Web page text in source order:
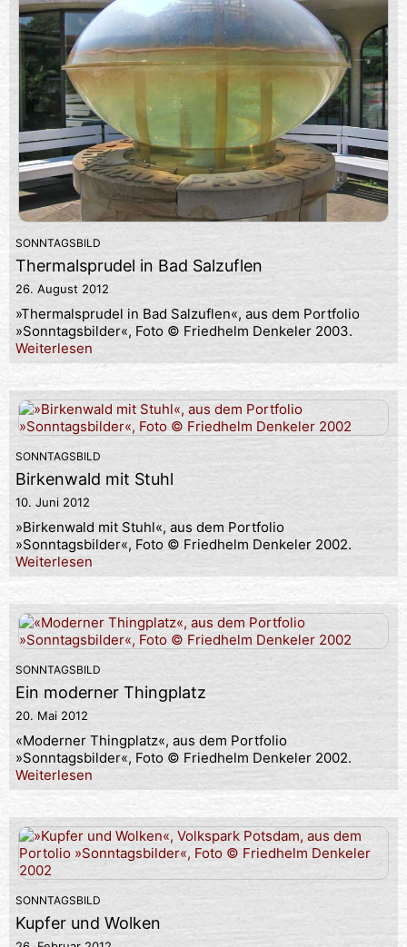
SONNTAGSBILD
Thermalsprudel in Bad Salzuflen
26. August 2012
»Thermalsprudel in Bad Salzuflen«, aus dem Portfolio
»Sonntagsbilder«, Foto © Friedhelm Denkeler 2003.
Weiterlesen
SONNTAGSBILD
Birkenwald mit Stuhl
10. Juni 2012
»Birkenwald mit Stuhl«, aus dem Portfolio
»Sonntagsbilder«, Foto © Friedhelm Denkeler 2002.
Weiterlesen
SONNTAGSBILD
Ein moderner Thingplatz
20. Mai 2012
«Moderner Thingplatz«, aus dem Portfolio
»Sonntagsbilder«, Foto © Friedhelm Denkeler 2002.
Weiterlesen
SONNTAGSBILD
Kupfer und Wolken